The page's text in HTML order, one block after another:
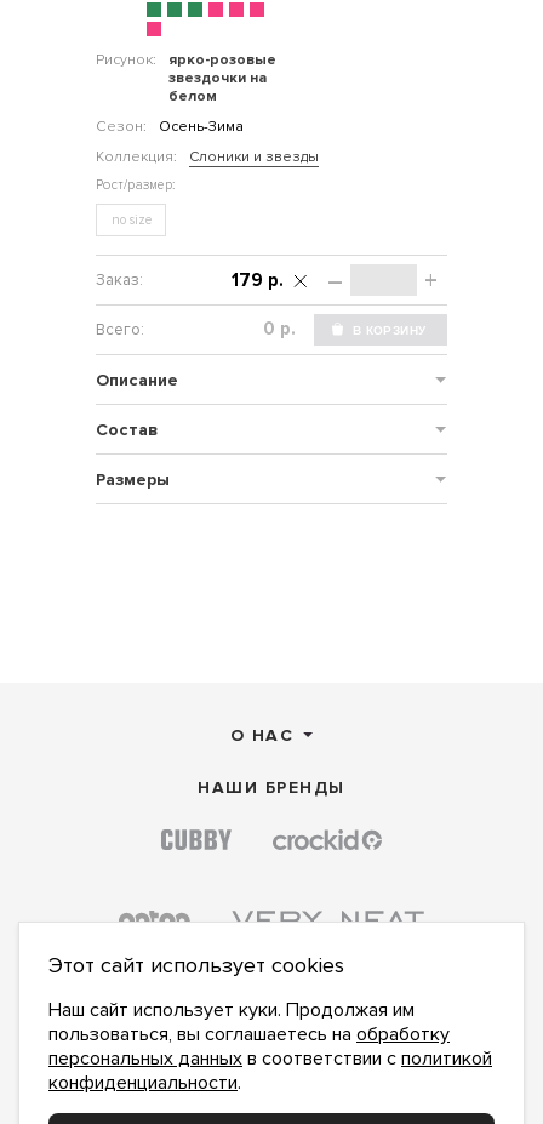
Рисунок:
ярко-розовые
звездочки на
белом
Сезон:
Осень-Зима
Коллекция:
Слоники и звезды
no size
– +
179 р.
р.
Описание
Состав
Размеры
О НАС
НАШИ БРЕНДЫ
ПОДПИСАТЬСЯ НА НОВОСТИ:
Этот сайт использует cookies
Наш сайт использует куки. Продолжая им
пользоваться, вы соглашаетесь на обработку
персональных данных в соответствии с политикой
конфиденциальности.